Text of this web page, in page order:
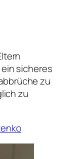
sicheres
zu
zu